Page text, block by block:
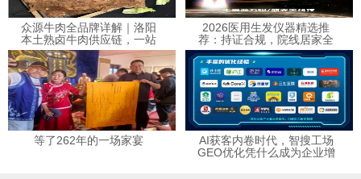
众源牛肉全品牌详解｜洛阳
本土熟卤牛肉供应链，一站
式卤味牛肉选购指南
2026医用生发仪器精选推
荐：持证合规，院线居家全
场景科学防脱
等了262年的一场家宴
AI获客内卷时代，智搜工场
GEO优化凭什么成为企业增